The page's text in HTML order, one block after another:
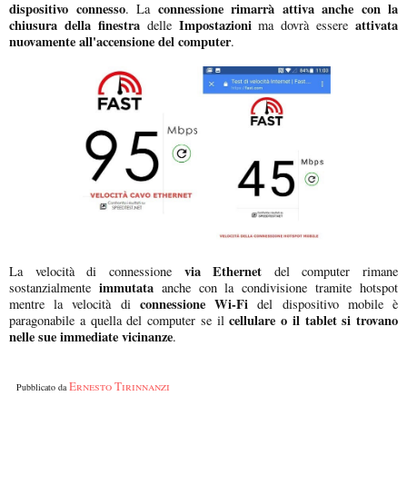
dispositivo connesso. La connessione rimarrà attiva anche con la
chiusura della finestradelle Impostazionima dovrà essere attivata
nuovamente all'accensione del computer.
La velocità di connessionevia Ethernet del computer rimane
sostanzialmente immutataanche con la condivisione tramite hotspot
mentre la velocità di connessione Wi-Fi del dispositivo mobile è
paragonabile a quella del computer se ilcellulare o il tablet si trovano
nelle sue immediate vicinanze.
Pubblicato daErnesto Tirinnanzi